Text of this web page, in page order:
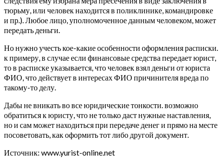
тюрьму, или человек находится в поликлинике, командировке
и пр.). Любое лицо, уполномоченное данным человеком, может
передать деньги.
Но нужно учесть кое-какие особенности оформления расписки.
к примеру, в случае если финансовые средства передает юрист,
то в расписке указывается, что человек взял деньги от юриста
ФИО, что действует в интересах ФИО причинителя вреда по
такому-то делу.
Дабы не вникать во все юридические тонкости. возможно
обратиться к юристу, что не только даст нужные наставления,
но и сам может находиться при передаче денег и прямо на месте
посоветовать, как оформить тот либо другой документ.
Источник: www.yurist-online.net